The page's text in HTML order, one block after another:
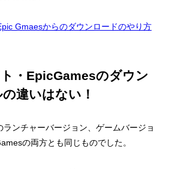
Gmaesからのダウンロードのやり方
・EpicGamesのダウン
違いはない！
ランチャーバージョン、ゲームバージョ
の両方とも同じものでした。